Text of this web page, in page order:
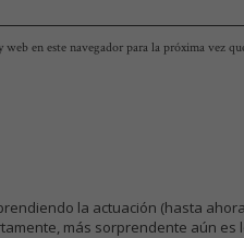
en este navegador para la próxima vez
la actuación (hasta
más sorprendente aún es